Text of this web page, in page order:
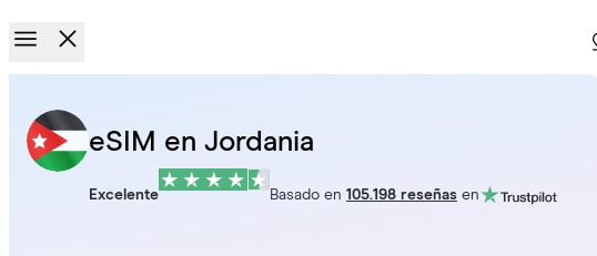
eSIM en Jordania
Excelente Basado en 105.198 reseñas en